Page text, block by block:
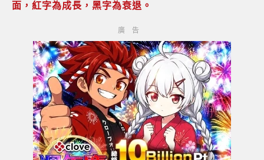
面，紅字為成長，黑字為衰退。